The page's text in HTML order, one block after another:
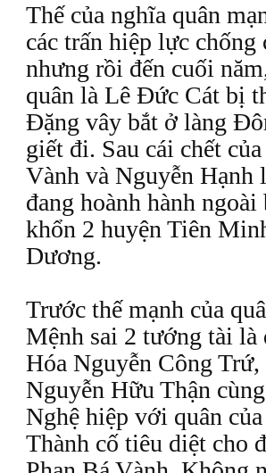
Thế của nghĩa quân
các trấn hiệp lực
nhưng rồi đến cuối
quân là Lê Đức Cát bị
Đặng vây bắt ở làng
giết đi. Sau cái chết
Vành và Nguyễn
đang hoành hành
khổn 2 huyện Tiên
Dương.
Trước thế mạnh của
Mệnh sai 2 tướng tài là
Hóa Nguyễn Công
Nguyễn Hữu Thận
Nghệ hiệp với quân
Thành cố tiêu diệt cho